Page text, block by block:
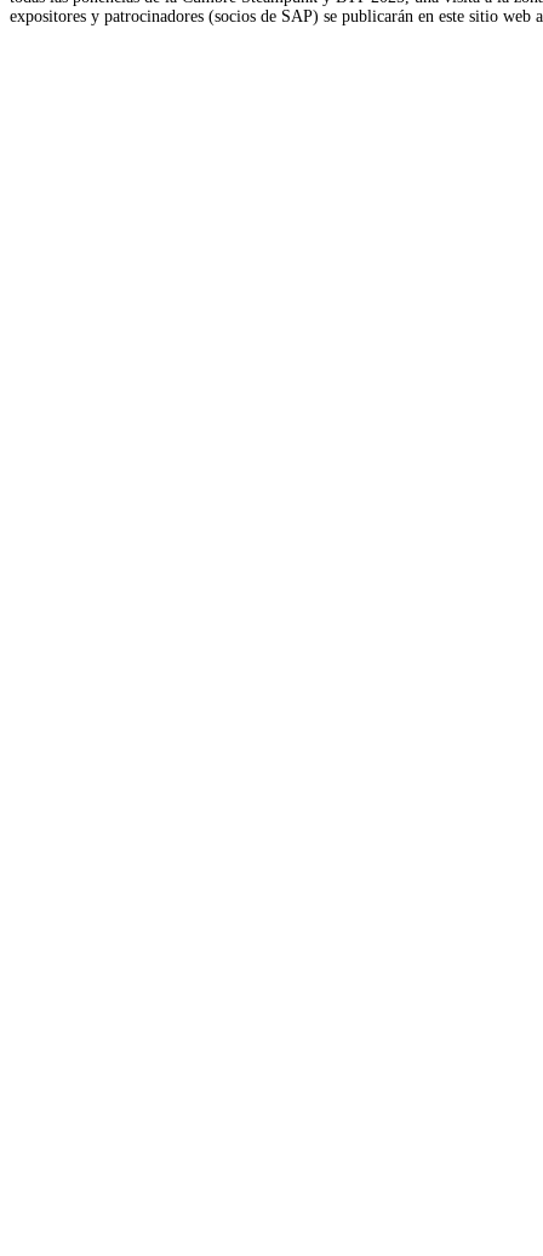
expositores y patrocinadores (socios de SAP) se publicarán en este sitio web